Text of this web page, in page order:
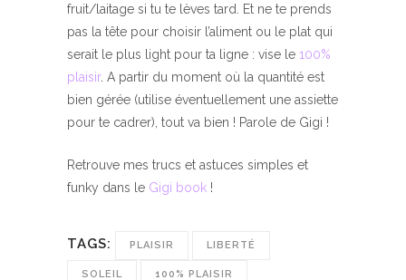
fruit/laitage si tu te lèves tard. Et ne te prends
pas la tête pour choisir l’aliment ou le plat qui
serait le plus light pour ta ligne : vise le 100%
plaisir. A partir du moment où la quantité est
bien gérée (utilise éventuellement une assiette
pour te cadrer), tout va bien ! Parole de Gigi !
Retrouve mes trucs et astuces simples et
funky dans le Gigi book !
TAGS: PLAISIR LIBERTÉ
SOLEIL 100% PLAISIR